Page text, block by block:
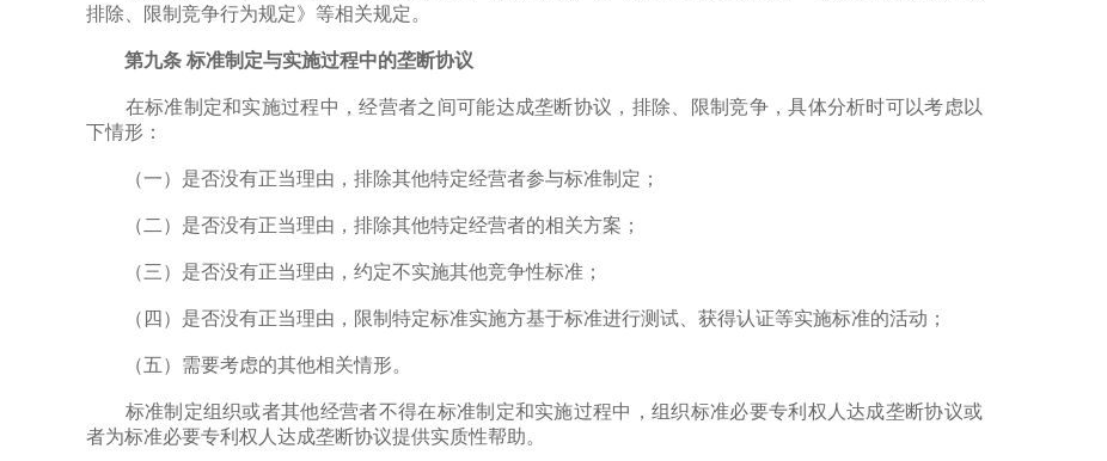
排除、限制竞争行为规定》等相关规定。
第九条 标准制定与实施过程中的垄断协议
在标准制定和实施过程中，经营者之间可能达成垄断协议，排除、限制竞争，具体分析时可以考虑以
下情形：
（一）是否没有正当理由，排除其他特定经营者参与标准制定；
（二）是否没有正当理由，排除其他特定经营者的相关方案；
（三）是否没有正当理由，约定不实施其他竞争性标准；
（四）是否没有正当理由，限制特定标准实施方基于标准进行测试、获得认证等实施标准的活动；
（五）需要考虑的其他相关情形。
标准制定组织或者其他经营者不得在标准制定和实施过程中，组织标准必要专利权人达成垄断协议或
者为标准必要专利权人达成垄断协议提供实质性帮助。